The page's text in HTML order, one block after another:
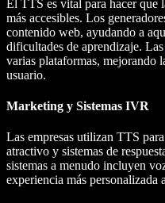
El TTS es vital para hacer que
más accesibles. Los
contenido web, ayudando a
dificultades de aprendizaje. Las
varias plataformas, mejorando
usuario.
Marketing y Sistemas IVR
Las empresas utilizan TTS
atractivo y sistemas de
sistemas a menudo incluyen
experiencia más personalizada